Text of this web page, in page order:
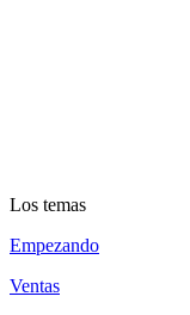
Los temas
Empezando
Ventas